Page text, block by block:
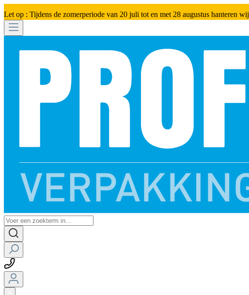
Let op : Tijdens de zomerperiode van 20 juli tot en met 28 augustus hanteren wij